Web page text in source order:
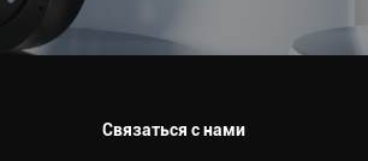
Связаться с нами